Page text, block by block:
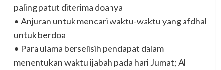
paling patut diterima doanya
• Anjuran untuk mencari waktu-waktu yang afdhal
untuk berdoa
• Para ulama berselisih pendapat dalam
menentukan waktu ijabah pada hari Jumat; Al